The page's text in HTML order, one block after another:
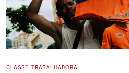
CLASSE TRABALHADORA